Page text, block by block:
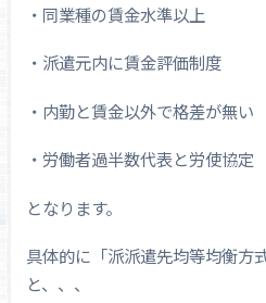
・同業種の賃金水準以上
・派遣元内に賃金評価制度
・内勤と賃金以外で格差が無い
・労働者過半数代表と労使協定
となります。
具体的に「派派遣先均等均衡方
と、、、